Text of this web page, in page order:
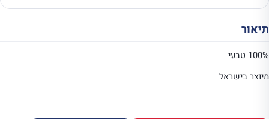
תיאור
100% טבעי
מיוצר בישראל